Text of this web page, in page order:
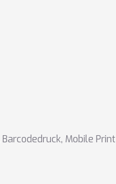
Barcodedruck, Mobile Print